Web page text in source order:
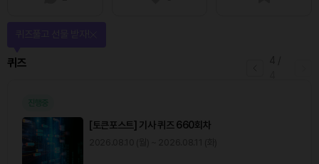
퀴즈
진행중
[토큰포스트] 기사 퀴즈 660회차